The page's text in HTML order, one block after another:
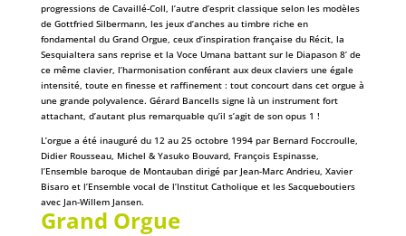
progressions de Cavaillé-Coll, l’autre d’esprit classique selon les modèles
de Gottfried Silbermann, les jeux d’anches au timbre riche en
fondamental du Grand Orgue, ceux d’inspiration française du Récit, la
Sesquialtera sans reprise et la Voce Umana battant sur le Diapason 8’ de
ce même clavier, l’harmonisation conférant aux deux claviers une égale
intensité, toute en finesse et raffinement : tout concourt dans cet orgue à
une grande polyvalence. Gérard Bancells signe là un instrument fort
attachant, d’autant plus remarquable qu’il s’agit de son opus 1 !
L’orgue a été inauguré du 12 au 25 octobre 1994 par Bernard Foccroulle,
Didier Rousseau, Michel & Yasuko Bouvard, François Espinasse,
l’Ensemble baroque de Montauban dirigé par Jean-Marc Andrieu, Xavier
Bisaro et l’Ensemble vocal de l’Institut Catholique et les Sacqueboutiers
avec Jan-Willem Jansen.
Grand Orgue